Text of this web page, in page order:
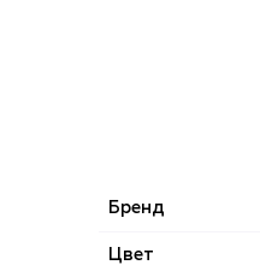
Бренд
Цвет